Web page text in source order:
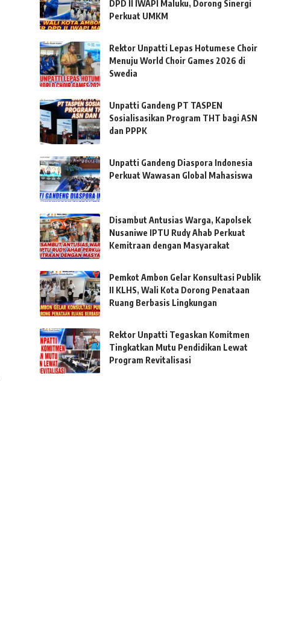
DPD II IWAPI Maluku, Dorong Sinergi
Perkuat UMKM
Rektor Unpatti Lepas Hotumese Choir
Menuju World Choir Games 2026 di
Swedia
Unpatti Gandeng PT TASPEN
Sosialisasikan Program THT bagi ASN
dan PPPK
Unpatti Gandeng Diaspora Indonesia
Perkuat Wawasan Global Mahasiswa
Disambut Antusias Warga, Kapolsek
Nusaniwe IPTU Rudy Ahab Perkuat
Kemitraan dengan Masyarakat
Pemkot Ambon Gelar Konsultasi Publik
II KLHS, Wali Kota Dorong Penataan
Ruang Berbasis Lingkungan
Rektor Unpatti Tegaskan Komitmen
Tingkatkan Mutu Pendidikan Lewat
Program Revitalisasi